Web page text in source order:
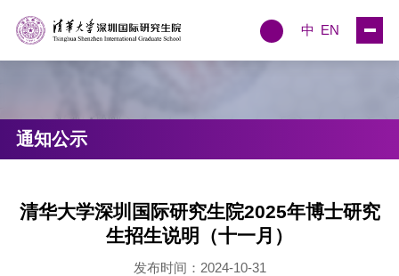
中 EN
通知公示
清华大学深圳国际研究生院2025年博士研究
生招生说明（十一月）
发布时间：2024-10-31